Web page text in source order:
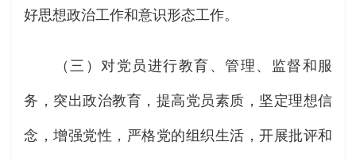
好思想政治工作和意识形态工作。
（三）对党员进行教育、管理、监督和服
务，突出政治教育，提高党员素质，坚定理想信
念，增强党性，严格党的组织生活，开展批评和